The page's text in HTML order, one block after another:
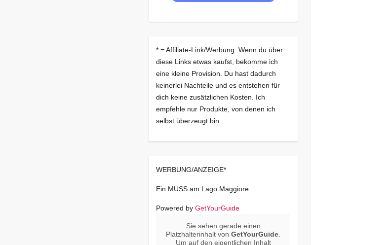
* = Affiliate-Link/Werbung: Wenn du über
diese Links etwas kaufst, bekomme ich
eine kleine Provision. Du hast dadurch
keinerlei Nachteile und es entstehen für
dich keine zusätzlichen Kosten. Ich
empfehle nur Produkte, von denen ich
selbst überzeugt bin.
WERBUNG/ANZEIGE*
Ein MUSS am Lago Maggiore
Powered by GetYourGuide
Sie sehen gerade einen
Platzhalterinhalt vonGetYourGuide
Um auf den eigentlichen Inhalt